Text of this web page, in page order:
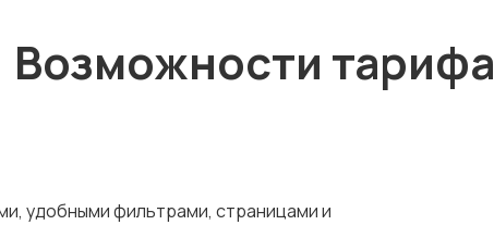
Возможности тарифа
удобными фильтрами, страницами и